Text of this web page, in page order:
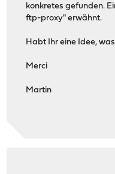
konkretes gefunden.
ftp-proxy" erwähnt.
Habt Ihr eine Idee,
Merci
Martin